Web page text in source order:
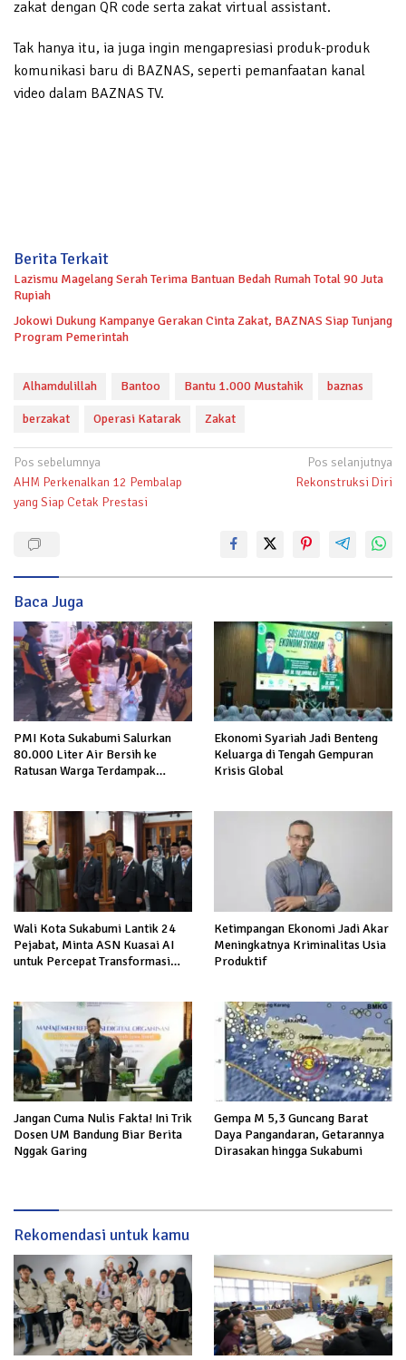
zakat dengan QR code serta zakat virtual assistant.
Tak hanya itu, ia juga ingin mengapresiasi produk-produk
komunikasi baru di BAZNAS, seperti pemanfaatan kanal
video dalam BAZNAS TV.
Berita Terkait
Lazismu Magelang Serah Terima Bantuan Bedah Rumah Total 90 Juta
Rupiah
Jokowi Dukung Kampanye Gerakan Cinta Zakat, BAZNAS Siap Tunjang
Program Pemerintah
Alhamdulillah Bantoo Bantu 1.000 Mustahik baznas
berzakat Operasi Katarak Zakat
Navigasi
pos
Pos sebelumnya
AHM Perkenalkan 12 Pembalap
yang Siap Cetak Prestasi
Pos selanjutnya
Rekonstruksi Diri
Baca Juga
PMI Kota Sukabumi Salurkan
80.000 Liter Air Bersih ke
Ratusan Warga Terdampak
Ekonomi Syariah Jadi Benteng
Keluarga di Tengah Gempuran
Krisis Global
Wali Kota Sukabumi Lantik 24
Pejabat, Minta ASN Kuasai AI
untuk Percepat Transformasi
Ketimpangan Ekonomi Jadi Akar
Meningkatnya Kriminalitas Usia
Produktif
Jangan Cuma Nulis Fakta! Ini Trik
Dosen UM Bandung Biar Berita
Nggak Garing
Gempa M 5,3 Guncang Barat
Daya Pangandaran, Getarannya
Dirasakan hingga Sukabumi
Rekomendasi untuk kamu